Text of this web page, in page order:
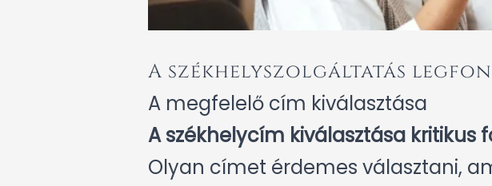
A székhelyszolgáltatás
A megfelelő cím kiválasztása
A székhelycím kiválasztása kritikus
Olyan címet érdemes választani,